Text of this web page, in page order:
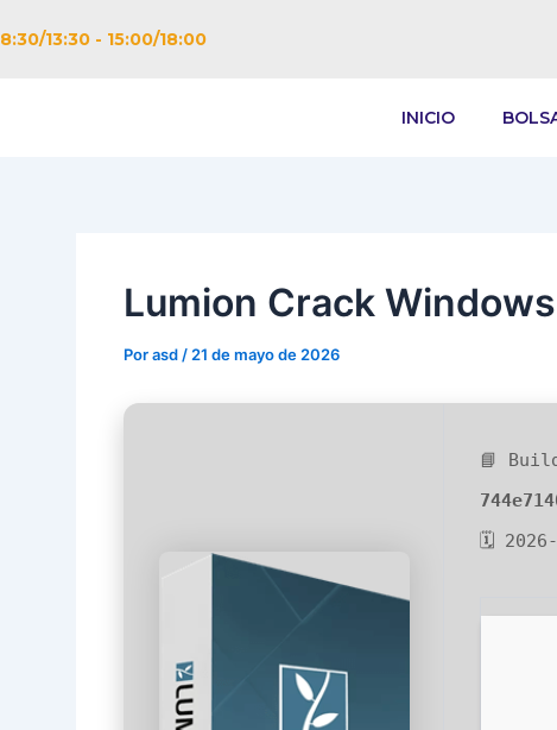
8:30/13:30 - 15:00/18:00
INICIO
Lumion Crack
Porasd / 21 de mayo de 2026
📘
🗓
de